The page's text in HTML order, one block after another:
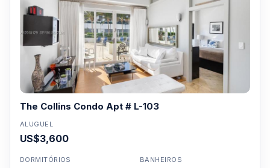
The Collins Condo Apt # L-103
ALUGUEL
US$3,600
DORMITÓRIOS BANHEIROS